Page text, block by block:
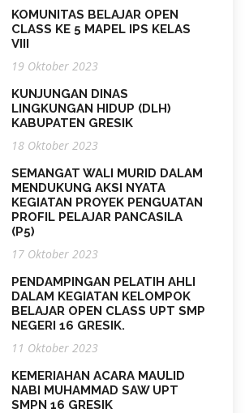
KOMUNITAS BELAJAR OPEN
CLASS KE 5 MAPEL IPS KELAS
VIII
19 Oktober 2023
KUNJUNGAN DINAS
LINGKUNGAN HIDUP (DLH)
KABUPATEN GRESIK
18 Oktober 2023
SEMANGAT WALI MURID DALAM
MENDUKUNG AKSI NYATA
KEGIATAN PROYEK PENGUATAN
PROFIL PELAJAR PANCASILA
(P5)
17 Oktober 2023
PENDAMPINGAN PELATIH AHLI
DALAM KEGIATAN KELOMPOK
BELAJAR OPEN CLASS UPT SMP
NEGERI 16 GRESIK.
11 Oktober 2023
KEMERIAHAN ACARA MAULID
NABI MUHAMMAD SAW UPT
SMPN 16 GRESIK